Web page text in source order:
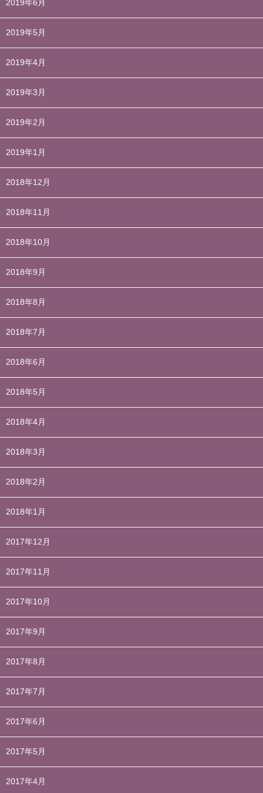
2019年6月
2019年5月
2019年4月
2019年3月
2019年2月
2019年1月
2018年12月
2018年11月
2018年10月
2018年9月
2018年8月
2018年7月
2018年6月
2018年5月
2018年4月
2018年3月
2018年2月
2018年1月
2017年12月
2017年11月
2017年10月
2017年9月
2017年8月
2017年7月
2017年6月
2017年5月
2017年4月